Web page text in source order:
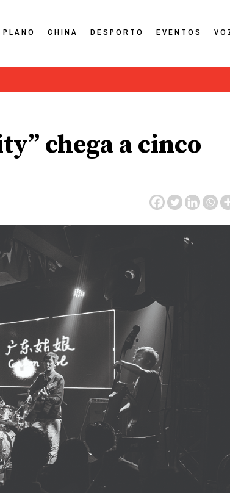
CHINA DESPORTO EVENTOS
chega a cinco